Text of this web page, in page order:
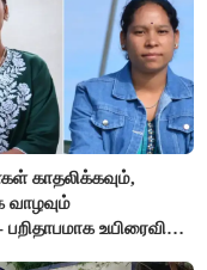
காதலிக்கவும்,
வாழவும்
பறிதாபமாக உயிரைவிட்ட